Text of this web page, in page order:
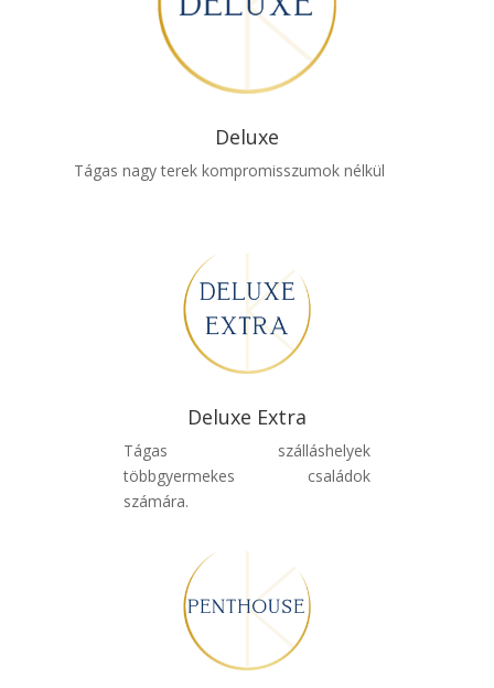
Deluxe
Tágas nagy terek kompromisszumok nélkül
Deluxe Extra
Tágas szálláshelyek
többgyermekes családok
számára.